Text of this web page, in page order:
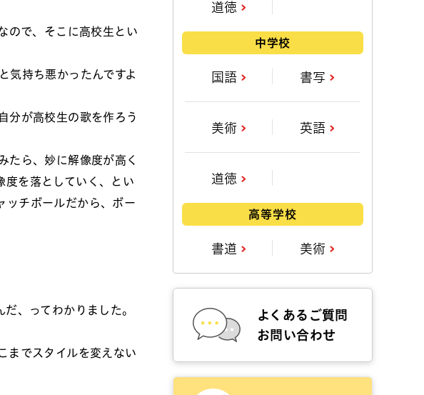
ので、そこに高校生とい
気持ち悪かったんですよ
分が高校生の歌を作ろう
たら、妙に解像度が高く
度を落としていく、とい
ッチボールだから、ボー
、ってわかりました。
までスタイルを変えない
道徳
中学校
国語 書写
美術 英語
道徳
高等学校
書道 美術
よくあるご質問
お問い合わせ